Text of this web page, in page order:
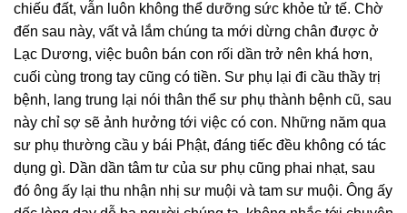
chiếu đất, vẫn luôn không thể dưỡng sức khỏe tử tế. Chờ
đến sau này, vất vả lắm chúng ta mới dừng chân được ở
Lạc Dương, việc buôn bán con rối dần trở nên khá hơn,
cuối cùng trong tay cũng có tiền. Sư phụ lại đi cầu thầy trị
bệnh, lang trung lại nói thân thể sư phụ thành bệnh cũ, sau
này chỉ sợ sẽ ảnh hưởng tới việc có con. Những năm qua
sư phụ thường cầu y bái Phật, đáng tiếc đều không có tác
dụng gì. Dần dần tâm tư của sư phụ cũng phai nhạt, sau
đó ông ấy lại thu nhận nhị sư muội và tam sư muội. Ông ấy